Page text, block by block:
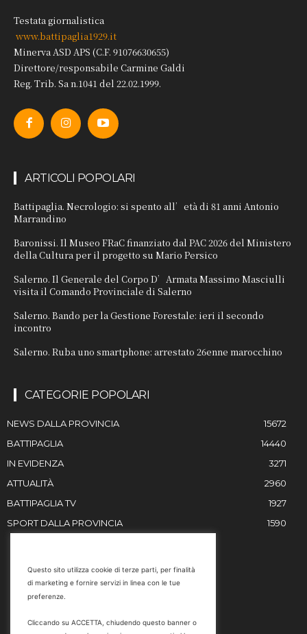
Testata giornalistica
www.battipaglia1929.it
Minerva ASD APS (C.F. 91076630655)
Direttore/responsabile Carmine Galdi
Reg. Trib. Sa n.1041 del 22.02.1999.
ARTICOLI POPOLARI
Battipaglia. Necrologio: si spento all’età di 81 anni Antonio
Marrandino
Baronissi. Il Museo FRaC finanziato dal PAC 2026 del Ministero
della Cultura per il progetto su Mario Persico
Salerno. Il Generale del Corpo D’Armata Massimo Masciulli
visita il Comando Provinciale di Salerno
Salerno. Bando per la Gestione Forestale: ieri il secondo
incontro
Salerno. Ruba uno smartphone: arrestato 26enne marocchino
CATEGORIE POPOLARI
NEWS DALLA PROVINCIA
15672
BATTIPAGLIA
14440
IN EVIDENZA
3271
ATTUALITÀ
2960
BATTIPAGLIA TV
1927
SPORT DALLA PROVINCIA
1590
Email
marketing@battipaglia1929.it
Questo sito utilizza cookie di terze parti, per finalità
di marketing e fornire servizi in linea con le tue
preferenze.
Cliccando su ACCETTA, chiudendo questo banner o